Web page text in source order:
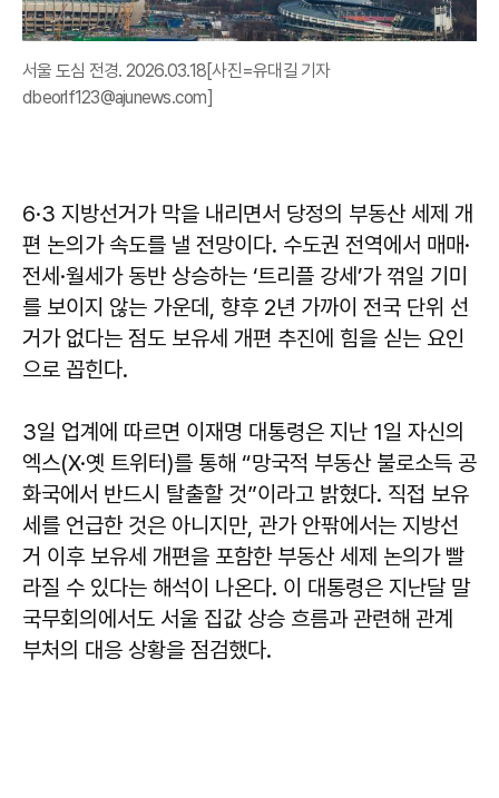
서울 도심 전경. 2026.03.18[사진=유대길 기자
dbeorlf123@ajunews.com]
6·3 지방선거가 막을 내리면서 당정의 부동산 세제 개
편 논의가 속도를 낼 전망이다. 수도권 전역에서 매매·
전세·월세가 동반 상승하는 ‘트리플 강세’가 꺾일 기미
를 보이지 않는 가운데, 향후 2년 가까이 전국 단위 선
거가 없다는 점도 보유세 개편 추진에 힘을 싣는 요인
으로 꼽힌다.
3일 업계에 따르면 이재명 대통령은 지난 1일 자신의
엑스(X·옛 트위터)를 통해 “망국적 부동산 불로소득 공
화국에서 반드시 탈출할 것”이라고 밝혔다. 직접 보유
세를 언급한 것은 아니지만, 관가 안팎에서는 지방선
거 이후 보유세 개편을 포함한 부동산 세제 논의가 빨
라질 수 있다는 해석이 나온다. 이 대통령은 지난달 말
국무회의에서도 서울 집값 상승 흐름과 관련해 관계
부처의 대응 상황을 점검했다.